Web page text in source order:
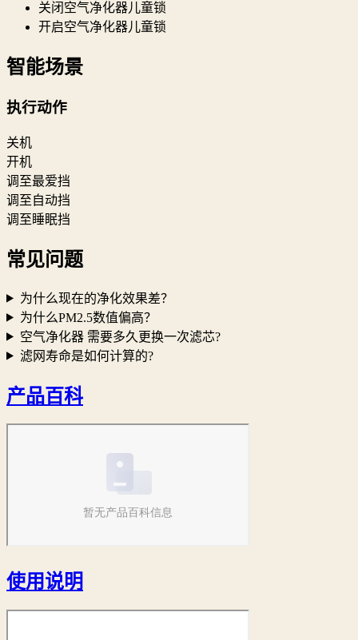
关闭空气净化器儿童锁
开启空气净化器儿童锁
智能场景
执行动作
关机
开机
调至最爱挡
调至自动挡
调至睡眠挡
常见问题
为什么现在的净化效果差？
为什么PM2.5数值偏高？
空气净化器 需要多久更换一次滤芯?
滤网寿命是如何计算的?
产品百科
使用说明